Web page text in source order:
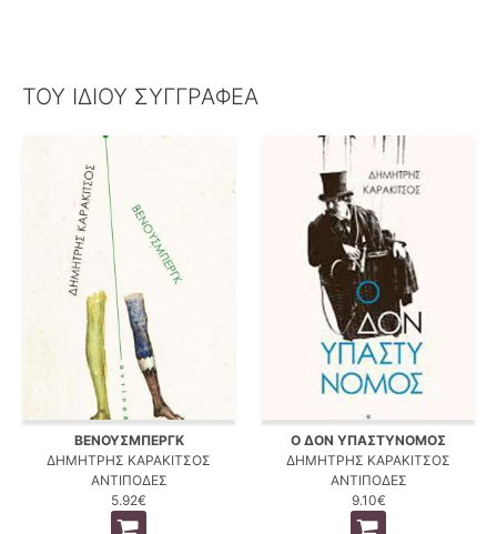
ΤΟΥ ΙΔΙΟΥ ΣΥΓΓΡΑΦΕΑ
ΒΕΝΟΥΣΜΠΕΡΓΚ
ΔΗΜΗΤΡΗΣ ΚΑΡΑΚΙΤΣΟΣ
ΑΝΤΙΠΟΔΕΣ
5.92€
Ο ΔΟΝ ΥΠΑΣΤΥΝΟΜΟΣ
ΔΗΜΗΤΡΗΣ ΚΑΡΑΚΙΤΣΟΣ
ΑΝΤΙΠΟΔΕΣ
9.10€